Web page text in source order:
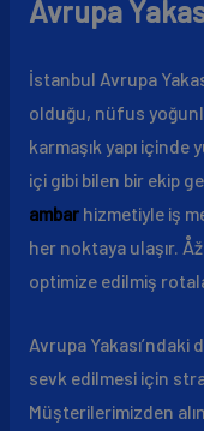
Avrupa
İstanbul Avrupa
olduğu, nüfus
karmaşık yapı içinde
içi gibi bilen bir ekip
ambarhizmetiyle iş
her noktaya ulaşır.
optimize edilmiş
Avrupa Yakası’ndaki
sevk edilmesi için
Müşterilerimizden